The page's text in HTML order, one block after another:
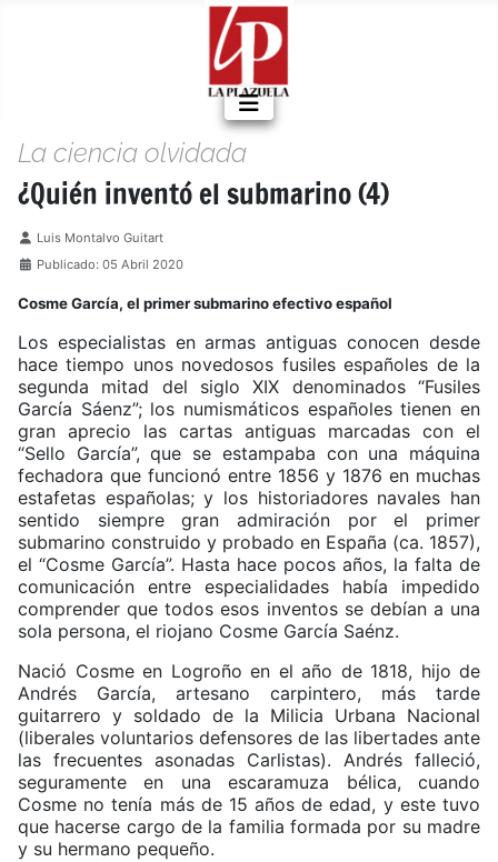
La ciencia olvidada
¿Quién inventó el submarino (4)
Detalles
Luis Montalvo Guitart
Publicado: 05 Abril 2020
Cosme García, el primer submarino efectivo español
Los especialistas en armas antiguas conocen desde
hace tiempo unos novedosos fusiles españoles de la
segunda mitad del siglo XIX denominados “Fusiles
García Sáenz”; los numismáticos españoles tienen en
gran aprecio las cartas antiguas marcadas con el
“Sello García”, que se estampaba con una máquina
fechadora que funcionó entre 1856 y 1876 en muchas
estafetas españolas; y los historiadores navales han
sentido siempre gran admiración por el primer
submarino construido y probado en España (ca. 1857),
el “Cosme García”. Hasta hace pocos años, la falta de
comunicación entre especialidades había impedido
comprender que todos esos inventos se debían a una
sola persona, el riojano Cosme García Saénz.
Nació Cosme en Logroño en el año de 1818, hijo de
Andrés García, artesano carpintero, más tarde
guitarrero y soldado de la Milicia Urbana Nacional
(liberales voluntarios defensores de las libertades ante
las frecuentes asonadas Carlistas). Andrés falleció,
seguramente en una escaramuza bélica, cuando
Cosme no tenía más de 15 años de edad, y este tuvo
que hacerse cargo de la familia formada por su madre
y su hermano pequeño.